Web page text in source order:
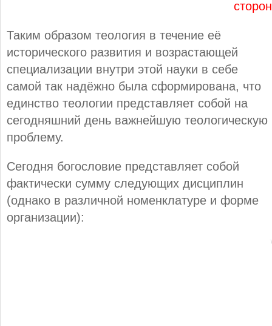
сторон
Таким образом теология в течение её
исторического развития и возрастающей
специализации внутри этой науки в себе
самой так надёжно была сформирована, что
единство теологии представляет собой на
сегодняшний день важнейшую теологическую
проблему.
Сегодня богословие представляет собой
фактически сумму следующих дисциплин
(однако в различной номенклатуре и форме
организации):